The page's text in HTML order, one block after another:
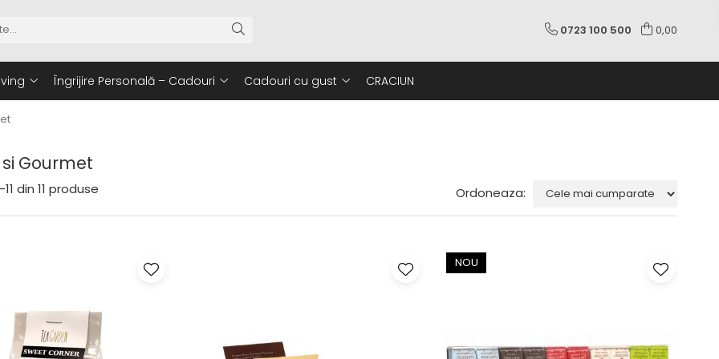
0723 100 500 0,00
Îngrijire Personală – Cadouri Cadouri cu gust CRACIUN
Gourmet
11 din 11 produse Ordoneaza:
NOU